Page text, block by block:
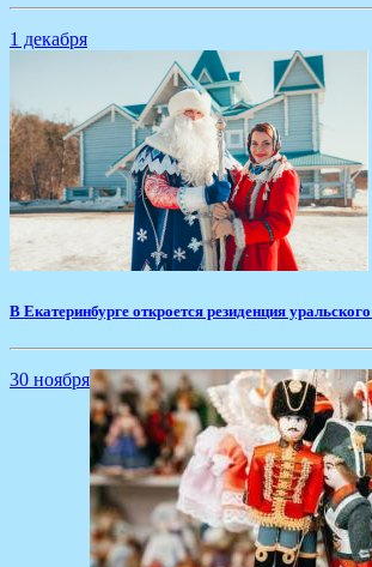
1 декабря
В Екатеринбурге откроется резиденция
30 ноября